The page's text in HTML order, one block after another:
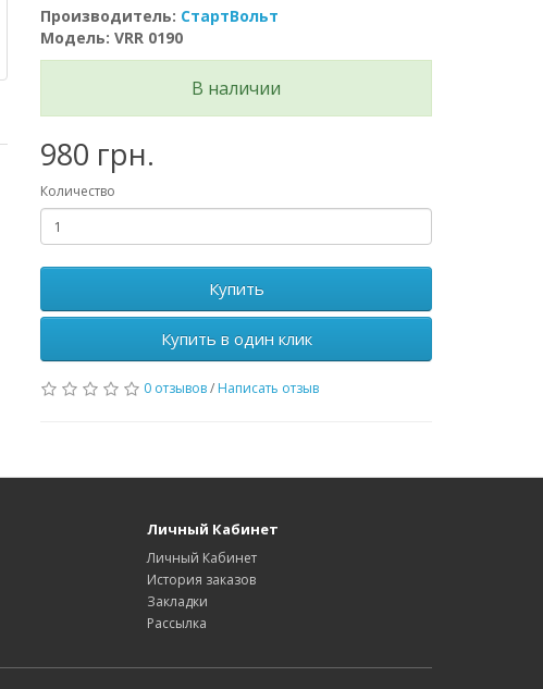
Производитель: СтартВольт
Модель: VRR 0190
В наличии
980 грн.
Количество
Купить
Купить в один клик
0 отзывов/ Написать отзыв
Личный Кабинет
Личный Кабинет
История заказов
Закладки
Рассылка